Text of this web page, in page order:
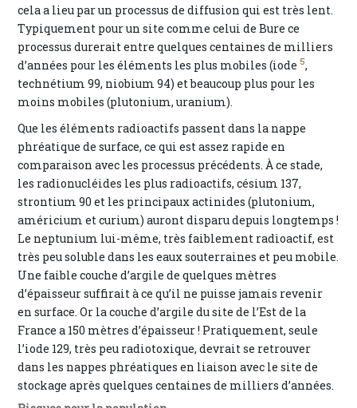
cela a lieu par un processus de diffusion qui est très lent.
Typiquement pour un site comme celui de Bure ce
processus durerait entre quelques centaines de milliers
d’années pour les éléments les plus mobiles (iode 5,
technétium 99, niobium 94) et beaucoup plus pour les
moins mobiles (plutonium, uranium).
Que les éléments radioactifs passent dans la nappe
phréatique de surface, ce qui est assez rapide en
comparaison avec les processus précédents. À ce stade,
les radionucléides les plus radioactifs, césium 137,
strontium 90 et les principaux actinides (plutonium,
américium et curium) auront disparu depuis longtemps !
Le neptunium lui-même, très faiblement radioactif, est
très peu soluble dans les eaux souterraines et peu mobile.
Une faible couche d’argile de quelques mètres
d’épaisseur suffirait à ce qu’il ne puisse jamais revenir
en surface. Or la couche d’argile du site de l’Est de la
France a 150 mètres d’épaisseur ! Pratiquement, seule
l’iode 129, très peu radiotoxique, devrait se retrouver
dans les nappes phréatiques en liaison avec le site de
stockage après quelques centaines de milliers d’années.